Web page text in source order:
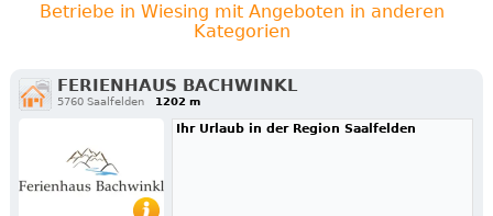
Betriebe in Wiesing mit Angeboten in anderen
Kategorien
FERIENHAUS BACHWINKL
5760 Saalfelden 1202 m
Ihr Urlaub in der Region Saalfelden